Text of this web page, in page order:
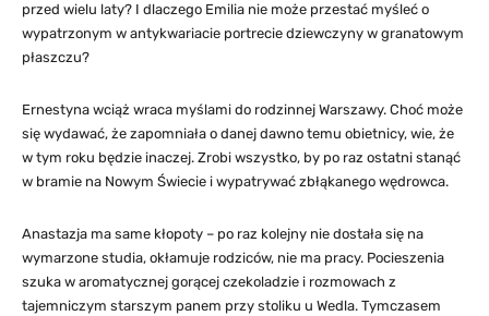
przed wielu laty? I dlaczego Emilia nie może przestać myśleć o
wypatrzonym w antykwariacie portrecie dziewczyny w granatowym
płaszczu?
Ernestyna wciąż wraca myślami do rodzinnej Warszawy. Choć może
się wydawać, że zapomniała o danej dawno temu obietnicy, wie, że
w tym roku będzie inaczej. Zrobi wszystko, by po raz ostatni stanąć
w bramie na Nowym Świecie i wypatrywać zbłąkanego wędrowca.
Anastazja ma same kłopoty – po raz kolejny nie dostała się na
wymarzone studia, okłamuje rodziców, nie ma pracy. Pocieszenia
szuka w aromatycznej gorącej czekoladzie i rozmowach z
tajemniczym starszym panem przy stoliku u Wedla. Tymczasem